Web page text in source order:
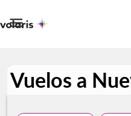

Vuelos a